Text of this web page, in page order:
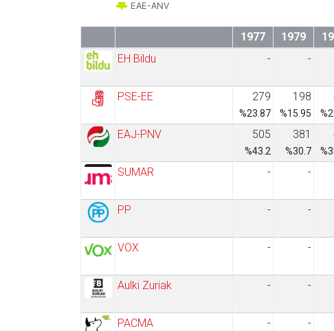
EAE-ANV
1977 1979
EH Bildu
- -
PSE-EE 279
%23.87
198
%15.95
EAJ-PNV 505
%43.2
381
%30.7
SUMAR - -
PP - -
VOX - -
Aulki Zuriak - -
PACMA - -